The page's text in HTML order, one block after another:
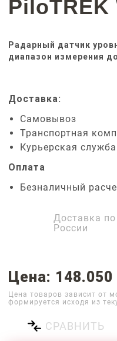
PiloTREK
Радарный датчик
диапазон измерения
Доставка:
Самовывоз
Транспортная
Курьерская служба
Оплата
Безналичный
Доставка по
России
Цена:
Цена товаров зависит от
формируется исходя из
СРАВНИТЬ